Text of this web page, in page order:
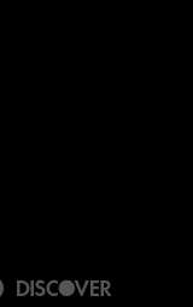
Diners